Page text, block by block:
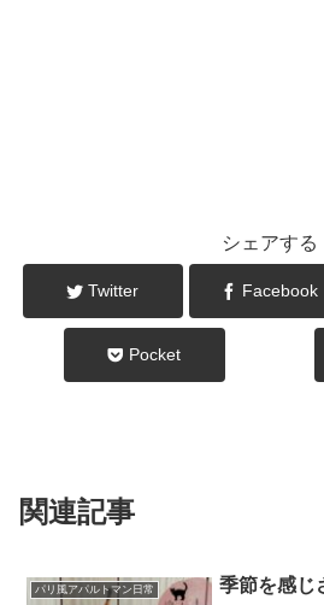
シェアする
Twitter Facebook
Pocket
関連記事
パリ風アパルトマン日常 季節を感じ